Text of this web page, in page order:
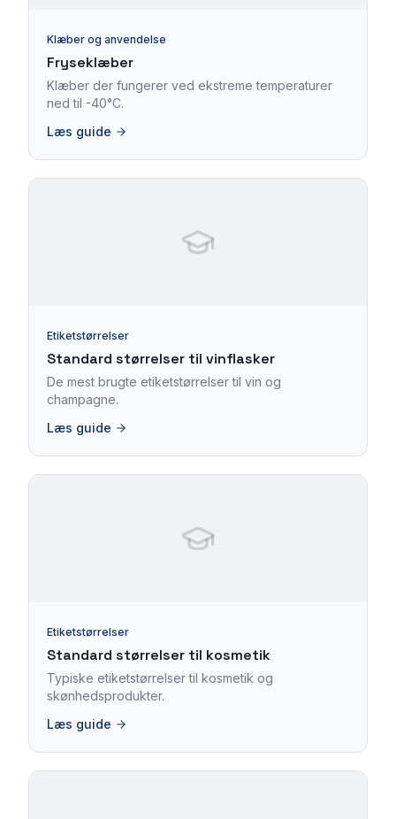
Klæber og anvendelse
Fryseklæber
Klæber der fungerer ved ekstreme temperaturer
ned til -40°C.
Læs guide
Etiketstørrelser
Standard størrelser til vinflasker
De mest brugte etiketstørrelser til vin og
champagne.
Læs guide
Etiketstørrelser
Standard størrelser til kosmetik
Typiske etiketstørrelser til kosmetik og
skønhedsprodukter.
Læs guide